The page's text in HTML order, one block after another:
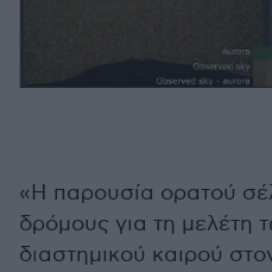
«Η παρουσία ορατού
δρόμους για τη μελέτη
διαστημικού καιρού